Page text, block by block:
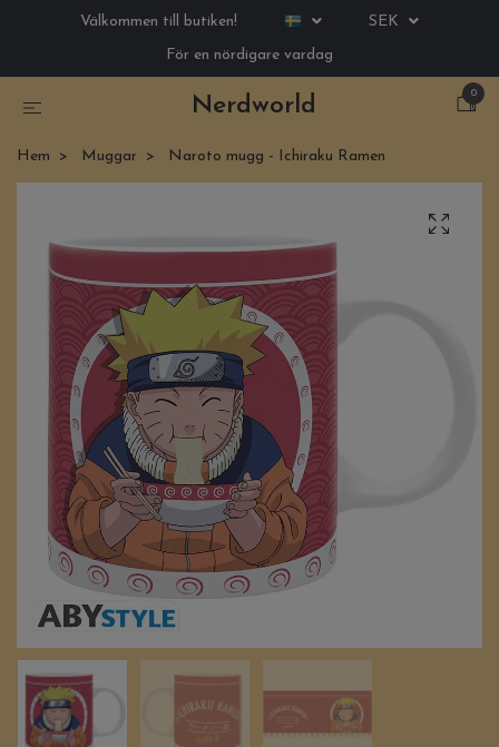
Välkommen till butiken!
SEK
För en nördigare vardag
Nerdworld
0
Hem Muggar Naroto mugg - Ichiraku Ramen